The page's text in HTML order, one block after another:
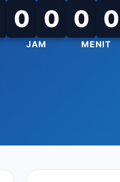
0 0
JAM
0 0
MENIT